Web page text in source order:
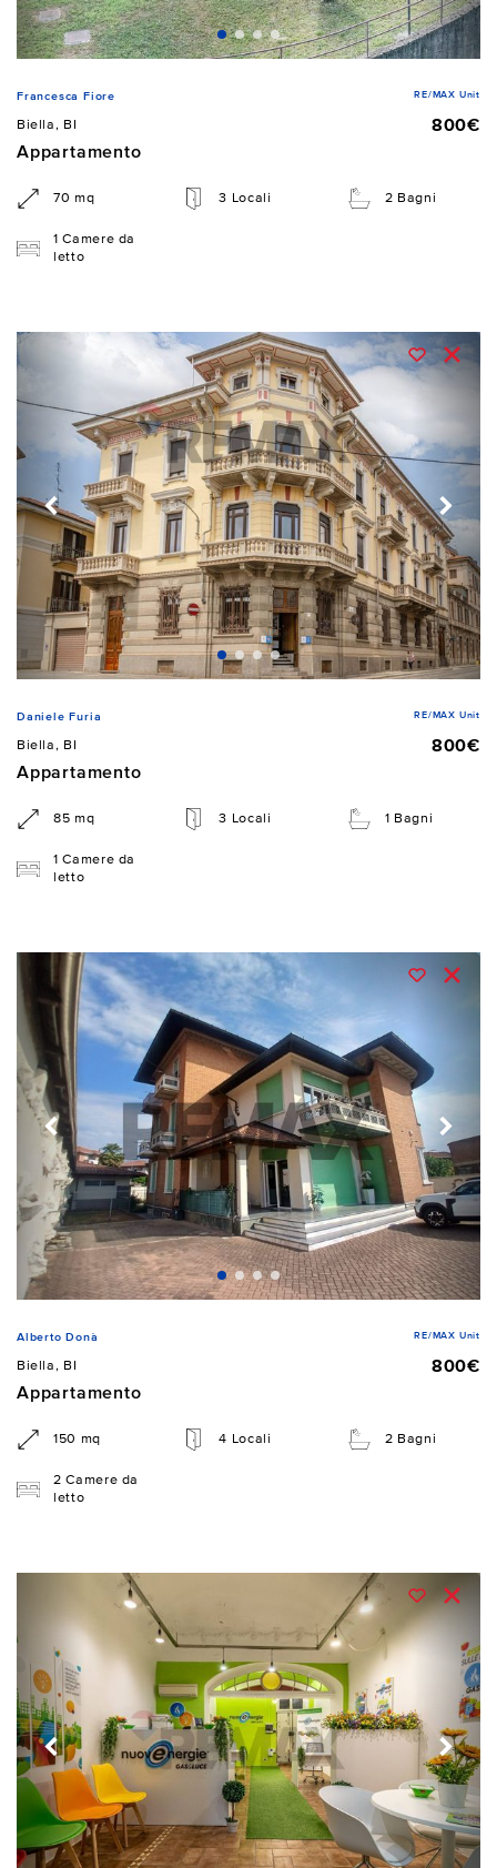
Francesca Fiore RE/MAX Unit
Biella, BI
800€
Appartamento
70 mq 3 Locali 2 Bagni
1 Camere da
letto
Daniele Furia RE/MAX Unit
Biella, BI
800€
Appartamento
85 mq 3 Locali 1 Bagni
1 Camere da
letto
Alberto Donà RE/MAX Unit
Biella, BI
800€
Appartamento
150 mq 4 Locali 2 Bagni
2 Camere da
letto